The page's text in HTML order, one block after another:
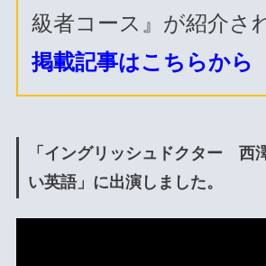
級者コース』が紹介さ
掲載記事はこちらから
「イングリッシュドクター 西
い英語」に出演しました。